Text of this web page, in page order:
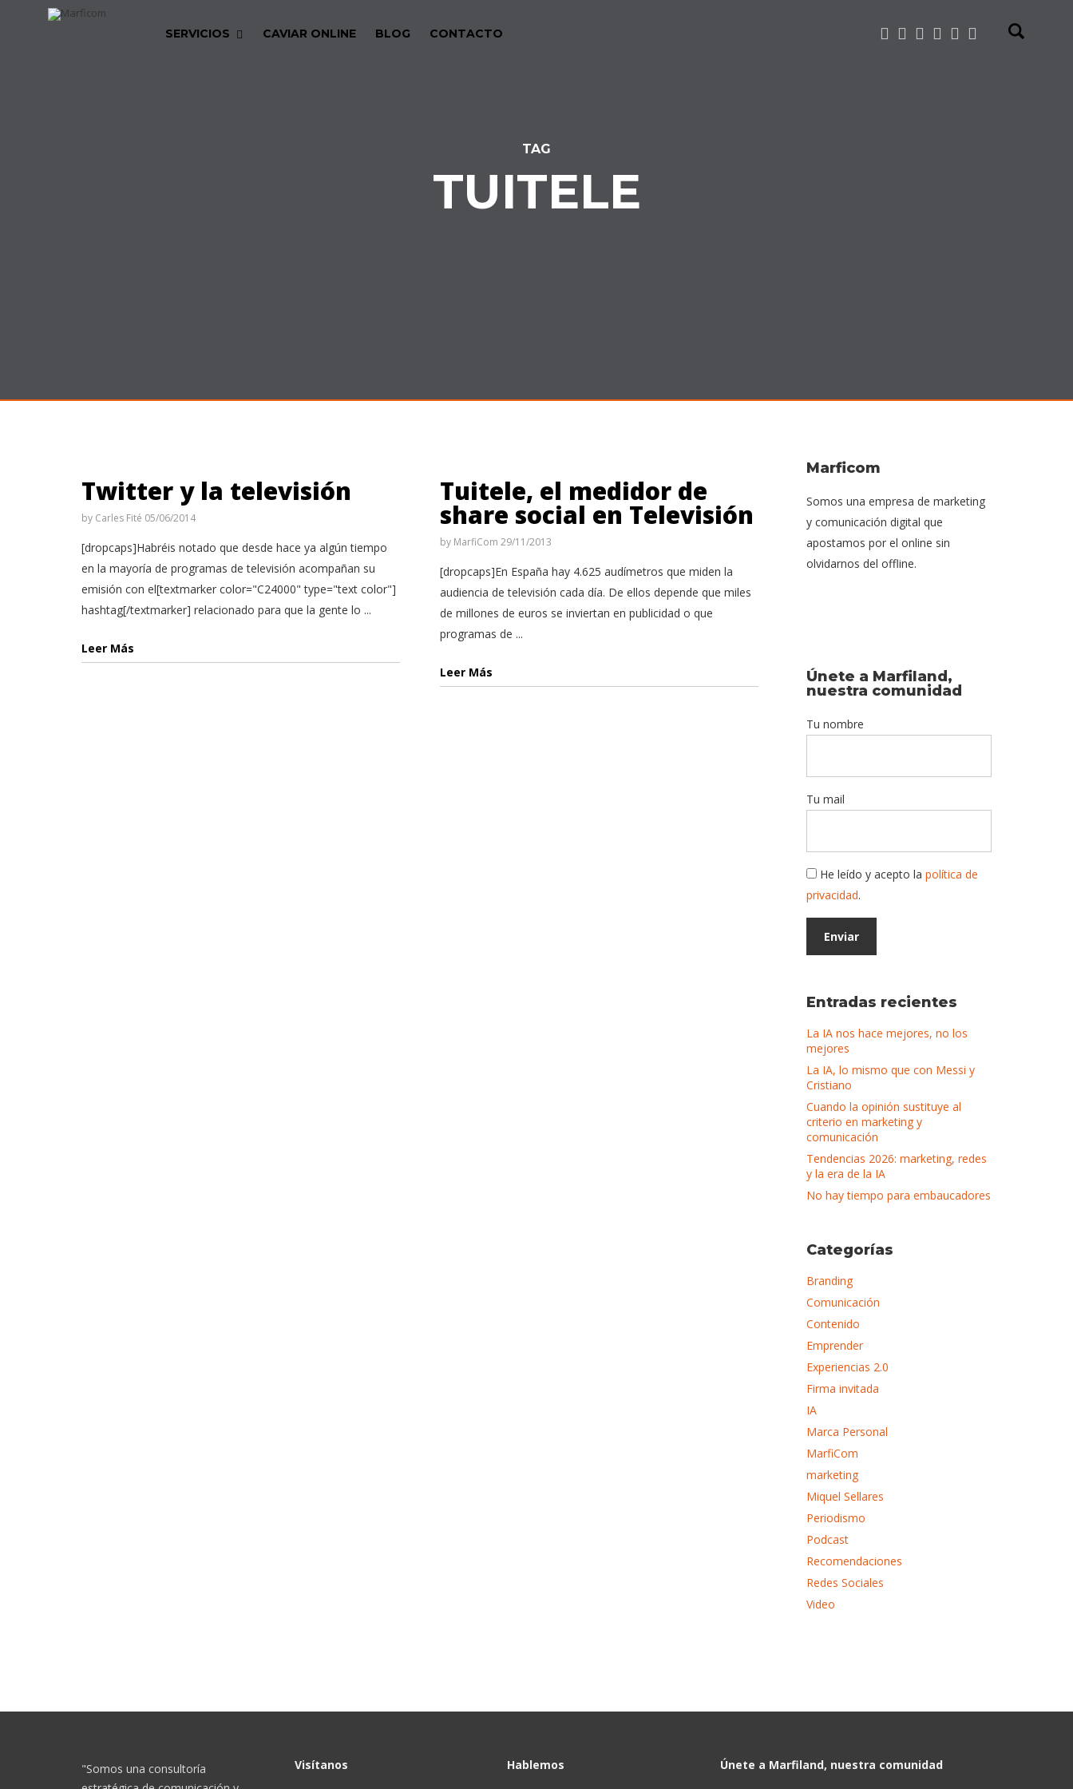
SERVICIOS CAVIAR ONLINE BLOG CONTACTO
TAG
TUITELE
Twitter y la televisión
by Carles Fité 05/06/2014
[dropcaps]Habréis notado que desde hace ya algún tiempo
en la mayoría de programas de televisión acompañan su
emisión con el[textmarker color="C24000" type="text color"]
hashtag[/textmarker] relacionado para que la gente lo ...
Leer Más
Tuitele, el medidor de
share social en Televisión
by MarfiCom 29/11/2013
[dropcaps]En España hay 4.625 audímetros que miden la
audiencia de televisión cada día. De ellos depende que miles
de millones de euros se inviertan en publicidad o que
programas de ...
Leer Más
Marficom
Somos una empresa de marketing
y comunicación digital que
apostamos por el online sin
olvidarnos del offline.
Únete a Marfiland,
nuestra comunidad
Tu nombre
Tu mail
He leído y acepto la política de
privacidad.
Entradas recientes
La IA nos hace mejores, no los
mejores
La IA, lo mismo que con Messi y
Cristiano
Cuando la opinión sustituye al
criterio en marketing y
comunicación
Tendencias 2026: marketing, redes
y la era de la IA
No hay tiempo para embaucadores
Categorías
Branding
Comunicación
Contenido
Emprender
Experiencias 2.0
Firma invitada
IA
Marca Personal
MarfiCom
marketing
Miquel Sellares
Periodismo
Podcast
Recomendaciones
Redes Sociales
Video
"Somos una consultoría
Visítanos Hablemos Únete a Marfiland, nuestra comunidad